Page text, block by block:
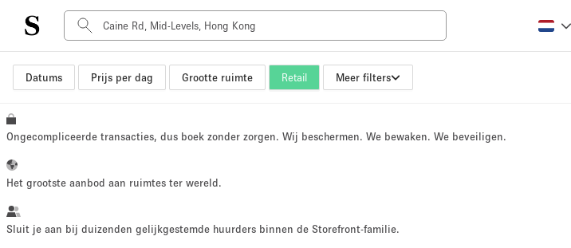
Datums Prijs per dag Grootte ruimte Retail Meer filters
Type ruimte Advertentieruimte
Boot
Ongecompliceerde transacties, dus boek zonder zorgen. Wij beschermen. We bewaken. We beveiligen.
Het grootste aanbod aan ruimtes ter wereld.
Sluit je aan bij duizenden gelijkgestemde huurders binnen de Storefront-familie.